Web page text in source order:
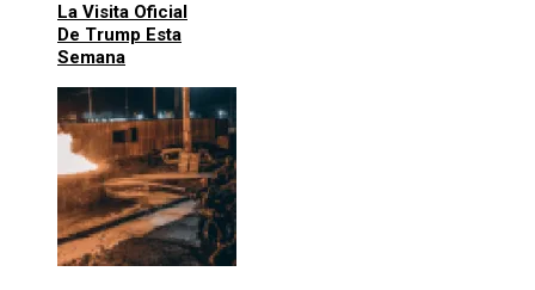
La Visita Oficial
De Trump Esta
Semana